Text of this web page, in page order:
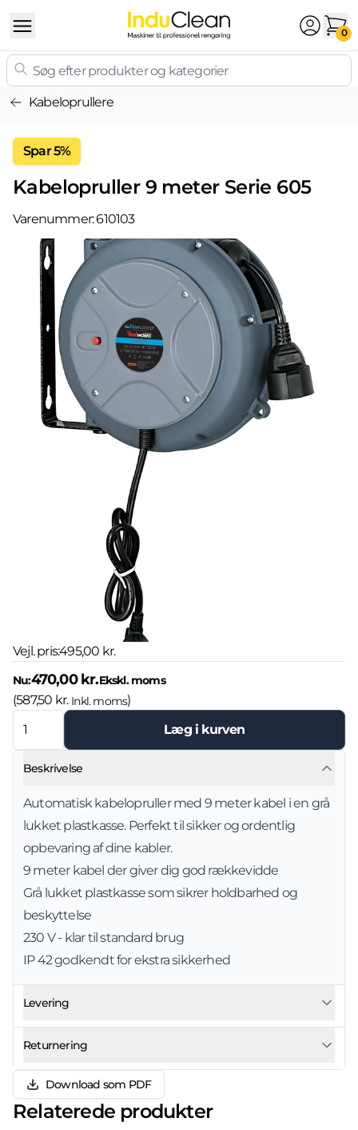
0
Kabeloprullere
Spar 5%
Kabelopruller 9 meter Serie 605
Varenummer:610103
Vejl. pris:495,00 kr.
Nu:470,00 kr.Ekskl. moms
(587,50 kr. Inkl. moms)
Læg i kurven
Beskrivelse
Automatisk kabelopruller med 9 meter kabel i en grå
lukket plastkasse. Perfekt til sikker og ordentlig
opbevaring af dine kabler.
9 meter kabel der giver dig god rækkevidde
Grå lukket plastkasse som sikrer holdbarhed og
beskyttelse
230 V - klar til standard brug
IP 42 godkendt for ekstra sikkerhed
Levering
Returnering
Download som PDF
Relaterede produkter